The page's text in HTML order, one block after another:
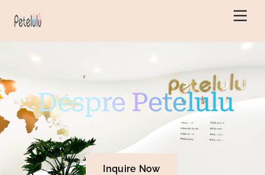
Despre Petelulu
Inquire Now